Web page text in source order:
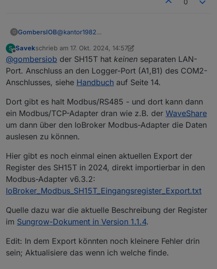
0
G GombersIOB@kantor1982
WiNet-S und auch der separate LAN-Port liefen
doch die ModBus-Daten schon per TCP. Was soll
der Adapter noch machen? Wo würde der denn
angeschlossen?
S
Offline
Savekschrieb am 17. Okt. 2024, 14:57
zuletzt editiert von Savek
@gombersiob der SH15T hat keinen separaten LAN-
Port. Anschluss an den Logger-Port (A1,B1) des COM2-
Anschlusses, siehe Handbuch auf Seite 14.
Dort gibt es halt Modbus/RS485 - und dort kann dann
ein Modbus/TCP-Adapter dran wie z.B. der WaveShare
um dann über den IoBroker Modbus-Adapter die Daten
auslesen zu können.
Hier gibt es noch einmal einen aktuellen Export der
Register des SH15T in 2024, direkt importierbar in den
Modbus-Adapter v6.3.2:
IoBroker_Modbus_SH15T_Eingangsregister_Export.txt
Quelle dazu war die aktuelle Beschreibung der Register
im Sungrow-Dokument in Version 1.1.4.
Edit: In dem Export könnten noch kleinere Fehler drin
sein; Aktualisiere das wenn ich welche finde.